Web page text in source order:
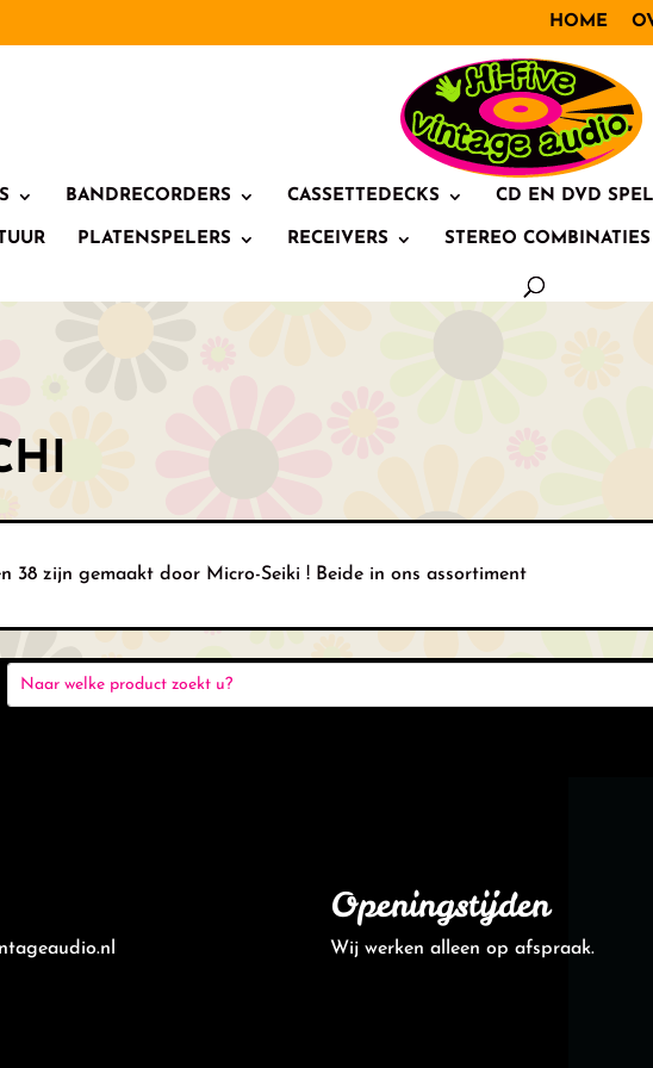
HOME
BANDRECORDERS CASSETTEDECKS CD EN DVD
PLATENSPELERS RECEIVERS STEREO COMBINATIES
38 zijn gemaakt door Micro-Seiki ! Beide in ons assortiment
Openingstijden
Wij werken alleen op afspraak.